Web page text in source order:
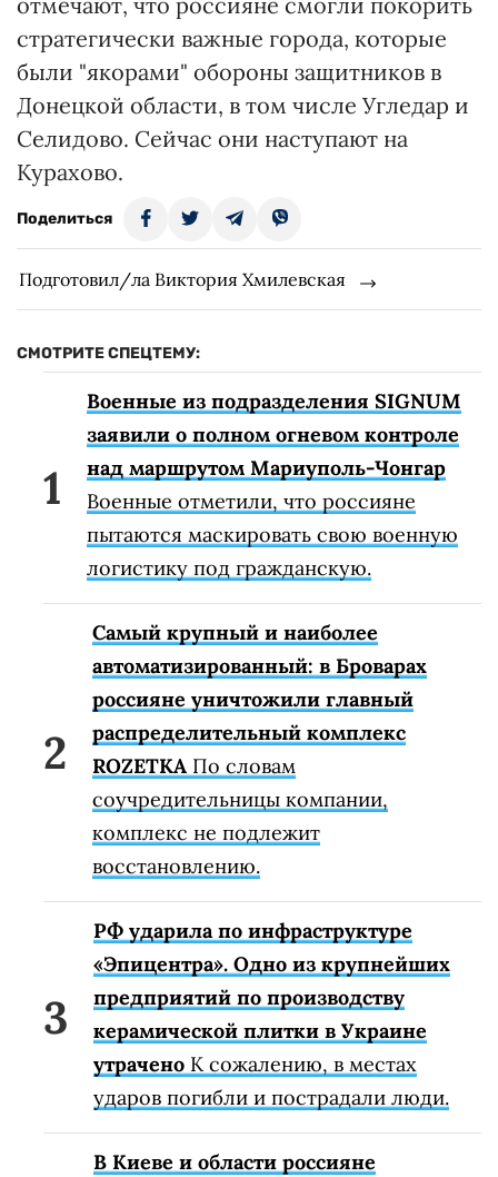
стратегически важные города, которые
были "якорами" обороны защитников в
Донецкой области, в том числе Угледар и
Селидово. Сейчас они наступают на
Курахово.
Поделиться
Подготовил/ла Виктория Хмилевская
СМОТРИТЕ СПЕЦТЕМУ:
Военные из подразделения SIGNUM
заявили о полном огневом контроле
над маршрутом Мариуполь-Чонгар
Военные отметили, что россияне
пытаются маскировать свою военную
логистику под гражданскую.
Самый крупный и наиболее
автоматизированный: в Броварах
россияне уничтожили главный
распределительный комплекс
ROZETKA По словам
соучредительницы компании,
комплекс не подлежит
восстановлению.
РФ ударила по инфраструктуре
«Эпицентра». Одно из крупнейших
предприятий по производству
керамической плитки в Украине
утрачено К сожалению, в местах
ударов погибли и пострадали люди.
В Киеве и области россияне